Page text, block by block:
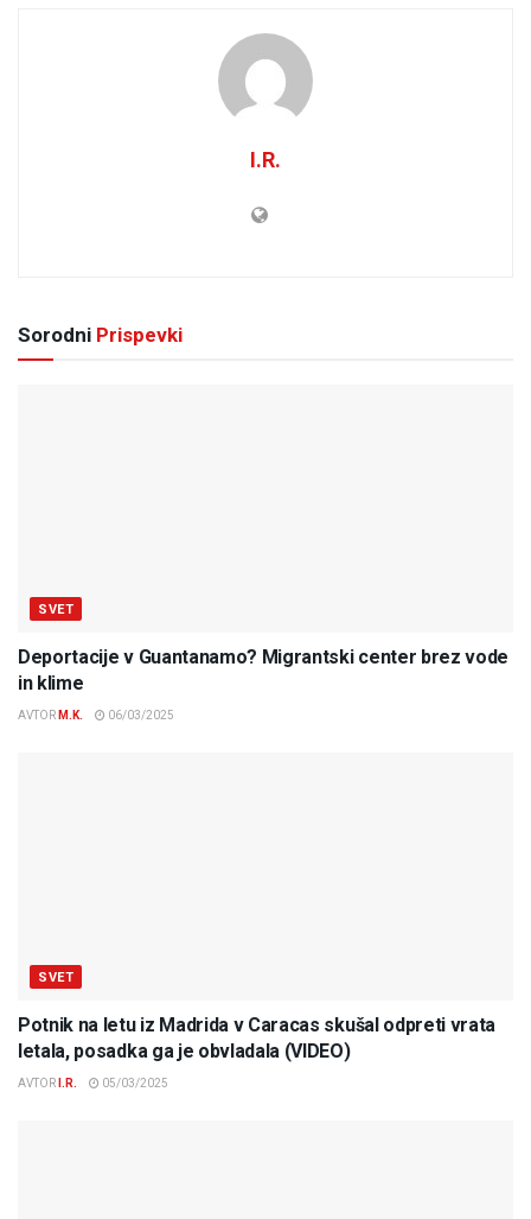
I.R.
Sorodni Prispevki
SVET
Deportacije v Guantanamo? Migrantski center brez vode
in klime
AVTOR M.K. 06/03/2025
SVET
Potnik na letu iz Madrida v Caracas skušal odpreti vrata
letala, posadka ga je obvladala (VIDEO)
AVTOR I.R. 05/03/2025